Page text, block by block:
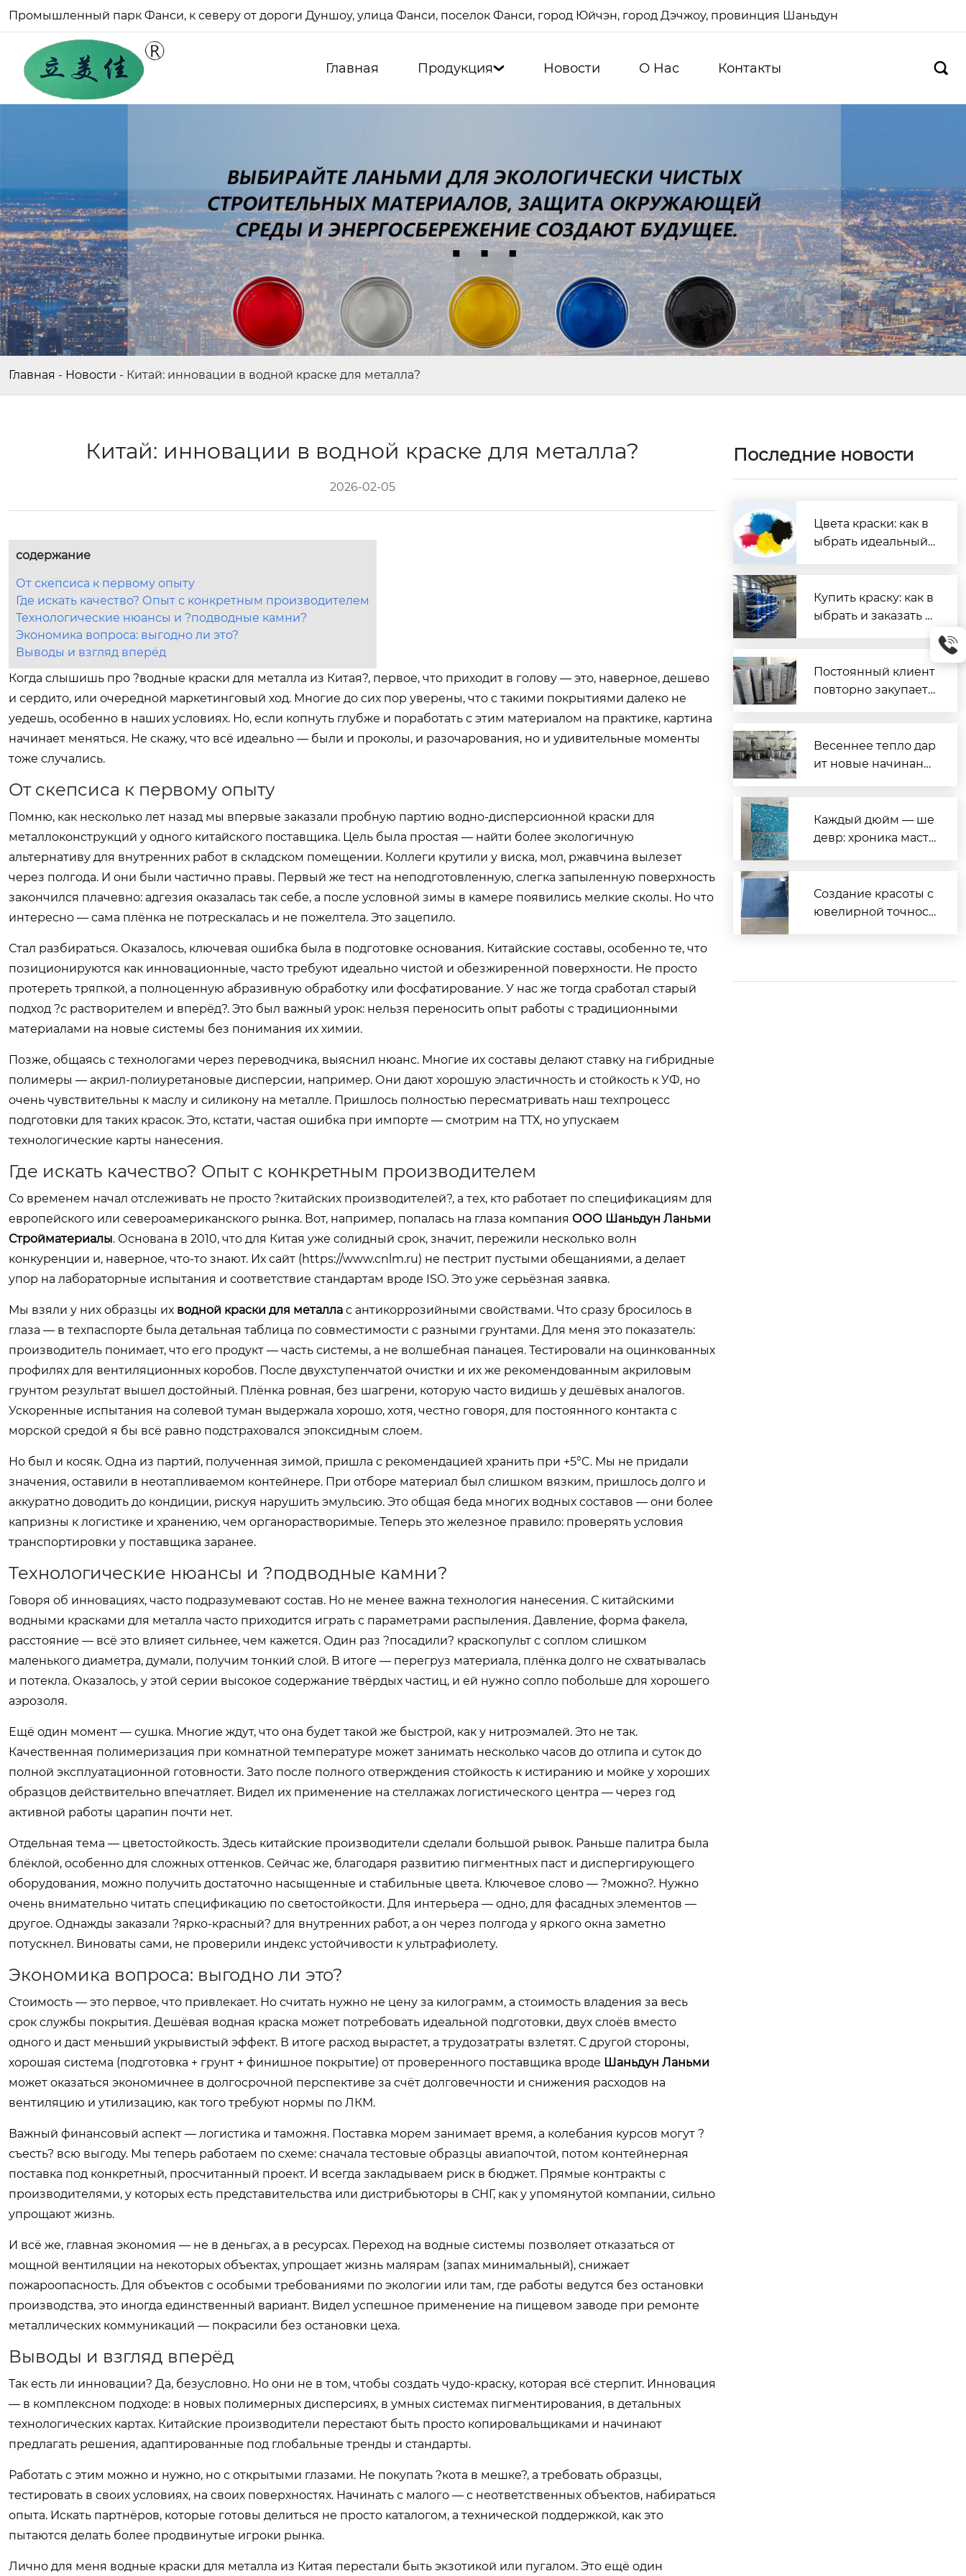
Промышленный парк Фанси, к северу от дороги Дуншоу, улица Фанси, поселок Фанси, город Юйчэн, город Дэчжоу, провинция Шаньдун
Главная Продукция Новости О Hас Контакты 
Главная - Новости - Китай: инновации в водной краске для металла?
Китай: инновации в водной краске для металла?
2026-02-05
содержание
От скепсиса к первому опыту
Где искать качество? Опыт с конкретным производителем
Технологические нюансы и ?подводные камни?
Экономика вопроса: выгодно ли это?
Выводы и взгляд вперёд
Когда слышишь про ?водные краски для металла из Китая?, первое, что приходит в голову — это, наверное, дешево
и сердито, или очередной маркетинговый ход. Многие до сих пор уверены, что с такими покрытиями далеко не
уедешь, особенно в наших условиях. Но, если копнуть глубже и поработать с этим материалом на практике, картина
начинает меняться. Не скажу, что всё идеально — были и проколы, и разочарования, но и удивительные моменты
тоже случались.
От скепсиса к первому опыту
Помню, как несколько лет назад мы впервые заказали пробную партию водно-дисперсионной краски для
металлоконструкций у одного китайского поставщика. Цель была простая — найти более экологичную
альтернативу для внутренних работ в складском помещении. Коллеги крутили у виска, мол, ржавчина вылезет
через полгода. И они были частично правы. Первый же тест на неподготовленную, слегка запыленную поверхность
закончился плачевно: адгезия оказалась так себе, а после условной зимы в камере появились мелкие сколы. Но что
интересно — сама плёнка не потрескалась и не пожелтела. Это зацепило.
Стал разбираться. Оказалось, ключевая ошибка была в подготовке основания. Китайские составы, особенно те, что
позиционируются как инновационные, часто требуют идеально чистой и обезжиренной поверхности. Не просто
протереть тряпкой, а полноценную абразивную обработку или фосфатирование. У нас же тогда сработал старый
подход ?с растворителем и вперёд?. Это был важный урок: нельзя переносить опыт работы с традиционными
материалами на новые системы без понимания их химии.
Позже, общаясь с технологами через переводчика, выяснил нюанс. Многие их составы делают ставку на гибридные
полимеры — акрил-полиуретановые дисперсии, например. Они дают хорошую эластичность и стойкость к УФ, но
очень чувствительны к маслу и силикону на металле. Пришлось полностью пересматривать наш техпроцесс
подготовки для таких красок. Это, кстати, частая ошибка при импорте — смотрим на ТТХ, но упускаем
технологические карты нанесения.
Где искать качество? Опыт с конкретным производителем
Со временем начал отслеживать не просто ?китайских производителей?, а тех, кто работает по спецификациям для
европейского или североамериканского рынка. Вот, например, попалась на глаза компания ООО Шаньдун Ланьми
Стройматериалы. Основана в 2010, что для Китая уже солидный срок, значит, пережили несколько волн
конкуренции и, наверное, что-то знают. Их сайт (https://www.cnlm.ru) не пестрит пустыми обещаниями, а делает
упор на лабораторные испытания и соответствие стандартам вроде ISO. Это уже серьёзная заявка.
Мы взяли у них образцы их водной краски для металла с антикоррозийными свойствами. Что сразу бросилось в
глаза — в техпаспорте была детальная таблица по совместимости с разными грунтами. Для меня это показатель:
производитель понимает, что его продукт — часть системы, а не волшебная панацея. Тестировали на оцинкованных
профилях для вентиляционных коробов. После двухступенчатой очистки и их же рекомендованным акриловым
грунтом результат вышел достойный. Плёнка ровная, без шагрени, которую часто видишь у дешёвых аналогов.
Ускоренные испытания на солевой туман выдержала хорошо, хотя, честно говоря, для постоянного контакта с
морской средой я бы всё равно подстраховался эпоксидным слоем.
Но был и косяк. Одна из партий, полученная зимой, пришла с рекомендацией хранить при +5°C. Мы не придали
значения, оставили в неотапливаемом контейнере. При отборе материал был слишком вязким, пришлось долго и
аккуратно доводить до кондиции, рискуя нарушить эмульсию. Это общая беда многих водных составов — они более
капризны к логистике и хранению, чем органорастворимые. Теперь это железное правило: проверять условия
транспортировки у поставщика заранее.
Технологические нюансы и ?подводные камни?
Говоря об инновациях, часто подразумевают состав. Но не менее важна технология нанесения. С китайскими
водными красками для металла часто приходится играть с параметрами распыления. Давление, форма факела,
расстояние — всё это влияет сильнее, чем кажется. Один раз ?посадили? краскопульт с соплом слишком
маленького диаметра, думали, получим тонкий слой. В итоге — перегруз материала, плёнка долго не схватывалась
и потекла. Оказалось, у этой серии высокое содержание твёрдых частиц, и ей нужно сопло побольше для хорошего
аэрозоля.
Ещё один момент — сушка. Многие ждут, что она будет такой же быстрой, как у нитроэмалей. Это не так.
Качественная полимеризация при комнатной температуре может занимать несколько часов до отлипа и суток до
полной эксплуатационной готовности. Зато после полного отверждения стойкость к истиранию и мойке у хороших
образцов действительно впечатляет. Видел их применение на стеллажах логистического центра — через год
активной работы царапин почти нет.
Отдельная тема — цветостойкость. Здесь китайские производители сделали большой рывок. Раньше палитра была
блёклой, особенно для сложных оттенков. Сейчас же, благодаря развитию пигментных паст и диспергирующего
оборудования, можно получить достаточно насыщенные и стабильные цвета. Ключевое слово — ?можно?. Нужно
очень внимательно читать спецификацию по светостойкости. Для интерьера — одно, для фасадных элементов —
другое. Однажды заказали ?ярко-красный? для внутренних работ, а он через полгода у яркого окна заметно
потускнел. Виноваты сами, не проверили индекс устойчивости к ультрафиолету.
Экономика вопроса: выгодно ли это?
Стоимость — это первое, что привлекает. Но считать нужно не цену за килограмм, а стоимость владения за весь
срок службы покрытия. Дешёвая водная краска может потребовать идеальной подготовки, двух слоёв вместо
одного и даст меньший укрывистый эффект. В итоге расход вырастет, а трудозатраты взлетят. С другой стороны,
хорошая система (подготовка + грунт + финишное покрытие) от проверенного поставщика вроде Шаньдун Ланьми
может оказаться экономичнее в долгосрочной перспективе за счёт долговечности и снижения расходов на
вентиляцию и утилизацию, как того требуют нормы по ЛКМ.
Важный финансовый аспект — логистика и таможня. Поставка морем занимает время, а колебания курсов могут ?
съесть? всю выгоду. Мы теперь работаем по схеме: сначала тестовые образцы авиапочтой, потом контейнерная
поставка под конкретный, просчитанный проект. И всегда закладываем риск в бюджет. Прямые контракты с
производителями, у которых есть представительства или дистрибьюторы в СНГ, как у упомянутой компании, сильно
упрощают жизнь.
И всё же, главная экономия — не в деньгах, а в ресурсах. Переход на водные системы позволяет отказаться от
мощной вентиляции на некоторых объектах, упрощает жизнь малярам (запах минимальный), снижает
пожароопасность. Для объектов с особыми требованиями по экологии или там, где работы ведутся без остановки
производства, это иногда единственный вариант. Видел успешное применение на пищевом заводе при ремонте
металлических коммуникаций — покрасили без остановки цеха.
Выводы и взгляд вперёд
Так есть ли инновации? Да, безусловно. Но они не в том, чтобы создать чудо-краску, которая всё стерпит. Инновация
— в комплексном подходе: в новых полимерных дисперсиях, в умных системах пигментирования, в детальных
технологических картах. Китайские производители перестают быть просто копировальщиками и начинают
предлагать решения, адаптированные под глобальные тренды и стандарты.
Работать с этим можно и нужно, но с открытыми глазами. Не покупать ?кота в мешке?, а требовать образцы,
тестировать в своих условиях, на своих поверхностях. Начинать с малого — с неответственных объектов, набираться
опыта. Искать партнёров, которые готовы делиться не просто каталогом, а технической поддержкой, как это
пытаются делать более продвинутые игроки рынка.
Лично для меня водные краски для металла из Китая перестали быть экзотикой или пугалом. Это ещё один
Последние новости
Цвета краски: как в
ыбрать идеальный
Купить краску: как в
ыбрать и заказать в
Постоянный клиент
повторно закупает
terials строит прочн
ый фундамент дове
Весеннее тепло дар
ит новые начинани
mi Building Materials
приветствует еще о
Каждый дюйм — ше
девр: хроника масте
полов MALA с цветн
ым песком
Создание красоты с
ювелирной точност